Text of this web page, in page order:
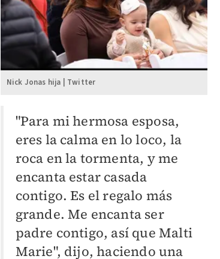
Nick Jonas hija | Twitter
"Para mi hermosa esposa,
eres la calma en lo loco, la
roca en la tormenta, y me
encanta estar casada
contigo. Es el regalo más
grande. Me encanta ser
padre contigo, así que Malti
Marie", dijo, haciendo una